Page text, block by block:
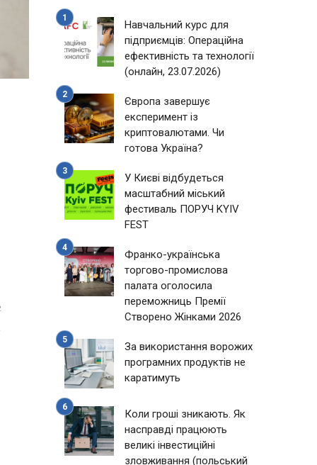
Навчальний курс для
підприємців: Операційна
ефективність та технології
(онлайн, 23.07.2026)
Європа завершує
експеримент із
криптовалютами. Чи
готова Україна?
У Києві відбудеться
масштабний міський
фестиваль ПОРУЧ KYIV
FEST
Франко-українська
торгово-промислова
палата оголосила
переможниць Премії
Створено Жінками 2026
За використання ворожих
програмних продуктів не
каратимуть
Коли гроші зникають. Як
насправді працюють
великі інвестиційні
зловживання (польський